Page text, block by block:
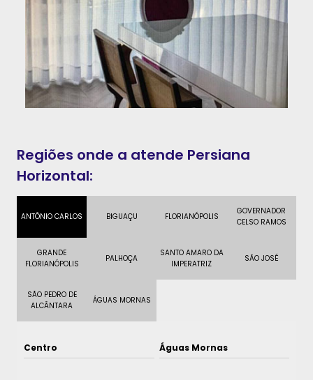
Regiões onde a atende Persiana
Horizontal:
ANTÔNIO CARLOS BIGUAÇU FLORIANÓPOLIS
GOVERNADOR
CELSO RAMOS
GRANDE
FLORIANÓPOLIS
PALHOÇA
SANTO AMARO DA
IMPERATRIZ
SÃO JOSÉ
SÃO PEDRO DE
ALCÂNTARA
ÁGUAS MORNAS
Centro Águas Mornas